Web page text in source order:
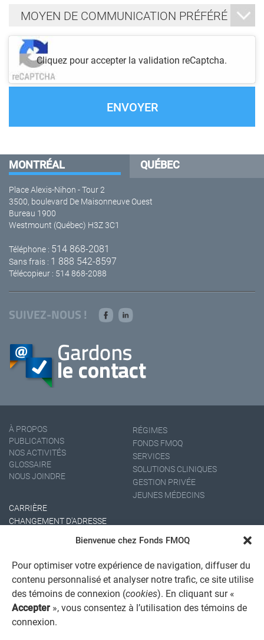
Bienvenue chez Fonds FMOQ
Pour optimiser votre expérience de navigation, diffuser du
contenu personnalisé et analyser notre trafic, ce site utilise
des témoins de connexion (cookies). En cliquant sur «
Accepter », vous consentez à l’utilisation des témoins de
connexion.
Moyen
préféré
Je
suis
pas
un
Cliquez pour accepter la validation reCaptcha.
MONTRÉAL QUÉBEC
Place Alexis-Nihon - Tour 2
3500, boulevard De Maisonneuve Ouest
Bureau 1900
Westmount (Québec) H3Z 3C1
Téléphone : 514 868-2081
Sans frais : 1 888 542-8597
Télécopieur : 514 868-2088
SUIVEZ-NOUS !
À PROPOS
PUBLICATIONS
NOS ACTIVITÉS
GLOSSAIRE
NOUS JOINDRE
RÉGIMES
FONDS FMOQ
SERVICES
SOLUTIONS CLINIQUES
GESTION PRIVÉE
JEUNES MÉDECINS
CARRIÈRE
CHANGEMENT D'ADRESSE
AVIS JURIDIQUE GÉNÉRAL